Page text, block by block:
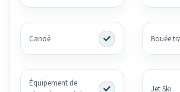
Canoë Bouée
Équipement de
Jet Ski